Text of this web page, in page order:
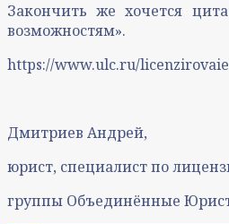
Закончить же хочется
возможностям».
https://www.ulc.ru/
Дмитриев Андрей,
юрист, специалист по
группы Объединённые